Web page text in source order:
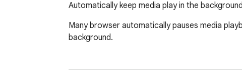
Automatically keep media play in the
Many browser automatically pauses media
background.